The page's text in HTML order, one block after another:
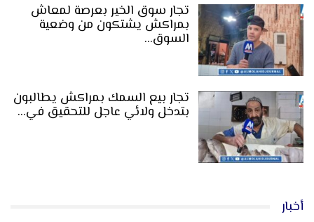
تجار سوق الخير بعرصة لمعاش
بمراكش يشتكون من وضعية
السوق…
تجار بيع السمك بمراكش يطالبون
بتدخل ولائي عاجل للتحقيق في…
أخبار